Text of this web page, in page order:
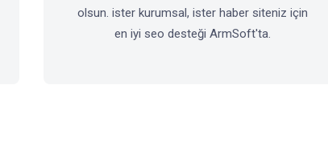
olsun. ister kurumsal, ister haber siteniz için
en iyi seo desteği ArmSoft'ta.